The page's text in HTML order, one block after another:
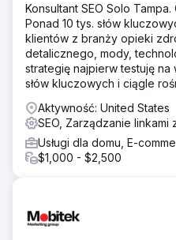
Konsultant SEO Solo
Ponad 10 tys. słów
klientów z branży opieki
detalicznego, mody,
strategię najpierw testuję na
słów kluczowych i ciągle
Aktywność: United States
SEO, Zarządzanie linkami
Usługi dla domu, E-
$1,000 - $2,500